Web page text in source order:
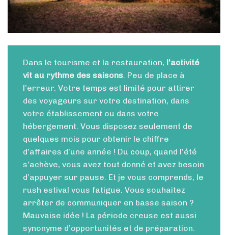
Dans le tourisme et la restauration, l’activité
vit au rythme des saisons . Peu de place à
l’erreur. Votre temps est limité pour attirer
des voyageurs sur votre destination, dans
votre établissement ou dans votre
hébergement. Vous disposez seulement de
quelques mois pour obtenir le chiffre
d’affaires d’une année ! Du coup, quand l’été
s’achève, vous avez tout donné et avez besoin
d’appuyer sur pause. Et je vous comprends, le
rush estival vous fatigue. Vous souhaitez
arrêter de communiquer en basse saison ?
Mauvaise idée ! La période creuse est aussi
synonyme d’opportunités et de préparation.